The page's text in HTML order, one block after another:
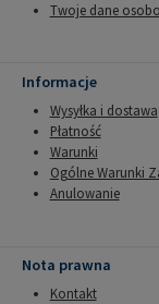
Twoje dane
Informacje
Wysyłka i dostawa
Płatność
Warunki
Ogólne Warunki
Anulowanie
Nota prawna
Kontakt